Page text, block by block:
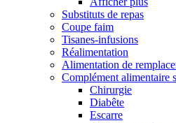
Substituts de repas
Coupe faim
Tisanes-infusions
Réalimentation
Alimentation de
Complément alimentaire
Chirurgie
Diabête
Escarre